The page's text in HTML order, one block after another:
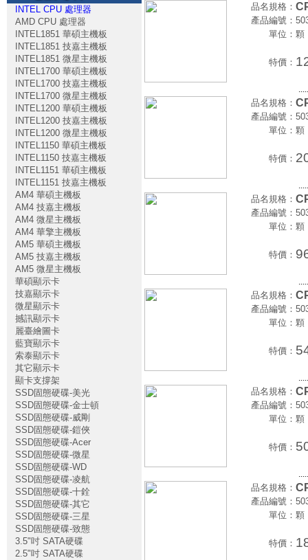
INTEL CPU 處理器
AMD CPU 處理器
INTEL1851 華碩主機板
INTEL1851 技嘉主機板
INTEL1851 微星主機板
INTEL1700 華碩主機板
INTEL1700 技嘉主機板
INTEL1700 微星主機板
INTEL1200 華碩主機板
INTEL1200 技嘉主機板
INTEL1200 微星主機板
INTEL1150 華碩主機板
INTEL1150 技嘉主機板
INTEL1151 華碩主機板
INTEL1151 技嘉主機板
AM4 華碩主機板
AM4 技嘉主機板
AM4 微星主機板
AM4 華擎主機板
AM5 華碩主機板
AM5 技嘉主機板
AM5 微星主機板
華碩顯示卡
技嘉顯示卡
微星顯示卡
撼訊顯示卡
麗臺繪圖卡
藍寶顯示卡
索泰顯示卡
其它顯示卡
顯卡支撐架
SSD固態硬碟-美光
SSD固態硬碟-金士頓
SSD固態硬碟-威剛
SSD固態硬碟-鎧俠
SSD固態硬碟-Acer
SSD固態硬碟-微星
SSD固態硬碟-WD
SSD固態硬碟-凌航
SSD固態硬碟-十銓
SSD固態硬碟-其它
SSD固態硬碟-三星
SSD固態硬碟-致態
3.5"吋 SATA硬碟
2.5"吋 SATA硬碟
品名規格：
產品編號：
單位： 顆
特價：
品名規格：
產品編號：
單位： 顆
特價：
品名規格：
產品編號：
單位： 顆
特價：
品名規格：
產品編號：
單位： 顆
特價：
品名規格：
產品編號：
單位： 顆
特價：
品名規格：
產品編號：
單位： 顆
特價：